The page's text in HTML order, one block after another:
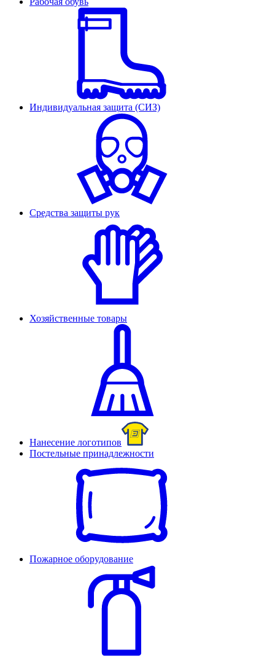
Индивидуальная защита (СИЗ)
Средства защиты рук
Хозяйственные товары
Нанесение логотипов
Постельные принадлежности
Пожарное оборудование